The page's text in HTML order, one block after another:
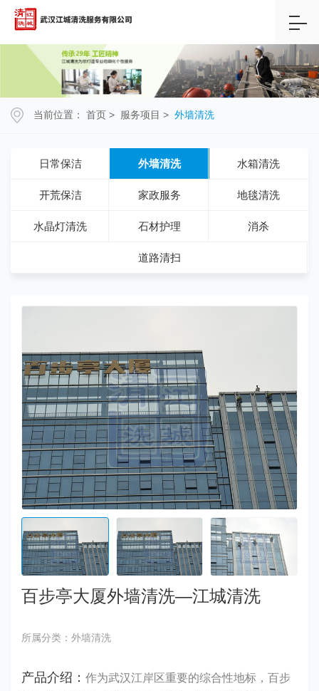
当前位置： 首页 > 服务项目 > 外墙清洗
日常保洁 外墙清洗 水箱清洗
开荒保洁 家政服务 地毯清洗
水晶灯清洗 石材护理 消杀
道路清扫
百步亭大厦外墙清洗—江城清洗
所属分类：外墙清洗
产品介绍： 作为武汉江岸区重要的综合性地标，百步